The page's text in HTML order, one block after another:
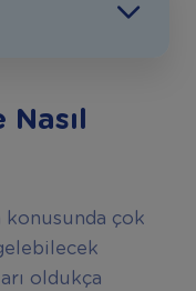
konusunda çok
oldukça